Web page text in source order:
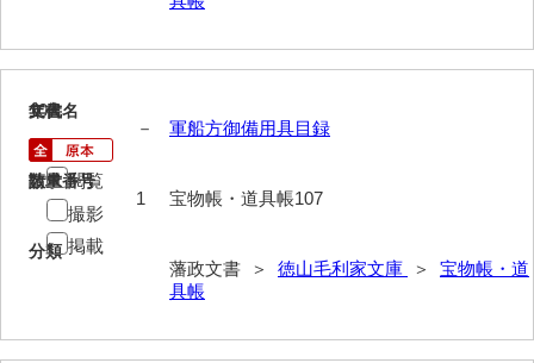
遊行上人通路一件
廻浦記
御勘渡奉書
諸村小貫過不足書取
107
文書名
軍船方御備用具目録
請求番号
宝物帳・道具帳107
分類
藩政文書 ＞ 徳山毛利家文庫 ＞ 宝物帳・道
具帳
年代
－
数量
1
閲覧
撮影
掲載